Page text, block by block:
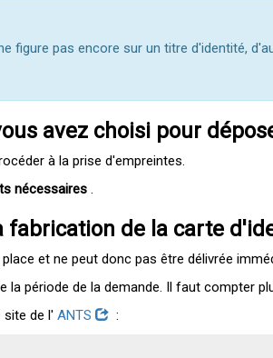
figure pas encore sur un titre d'identité,
avez choisi pour
à la prise d'empreintes.
nécessaires .
fabrication de la carte
et ne peut donc pas être délivrée
la période de la demande. Il faut compter
site de l'ANTS :